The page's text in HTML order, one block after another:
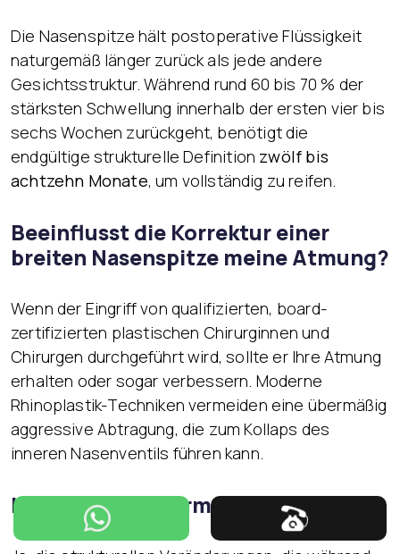
Die Nasenspitze hält postoperative Flüssigkeit
naturgemäß länger zurück als jede andere
Gesichtsstruktur. Während rund 60 bis 70 % der
stärksten Schwellung innerhalb der ersten vier bis
sechs Wochen zurückgeht, benötigt die
endgültige strukturelle Definition zwölf bis
achtzehn Monate, um vollständig zu reifen.
Beeinflusst die Korrektur einer
breiten Nasenspitze meine Atmung?
Wenn der Eingriff von qualifizierten, board-
zertifizierten plastischen Chirurginnen und
Chirurgen durchgeführt wird, sollte er Ihre Atmung
erhalten oder sogar verbessern. Moderne
Rhinoplastik-Techniken vermeiden eine übermäßig
aggressive Abtragung, die zum Kollaps des
inneren Nasenventils führen kann.
Ist die Knorpelformung dauerhaft?